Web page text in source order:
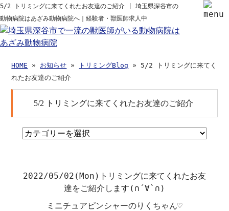
5/2 トリミングに来てくれたお友達のご紹介 | 埼玉県深谷市の
動物病院はあざみ動物病院へ｜経験者・獣医師求人中
HOME » お知らせ » トリミングBlog » 5/2 トリミングに来てく
れたお友達のご紹介
5/2 トリミングに来てくれたお友達のご紹介
2022/05/02(Mon) トリミングに来てくれたお友
達をご紹介します ( ∩ ´∀` ∩ )
ミニチュアピンシャーのりくちゃん♡